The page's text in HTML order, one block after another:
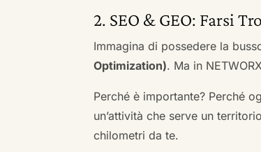
2. SEO & GEO: Farsi
Immagina di possedere la
Optimization). Ma in
Perché è importante? Perché
un’attività che serve un
chilometri da te.